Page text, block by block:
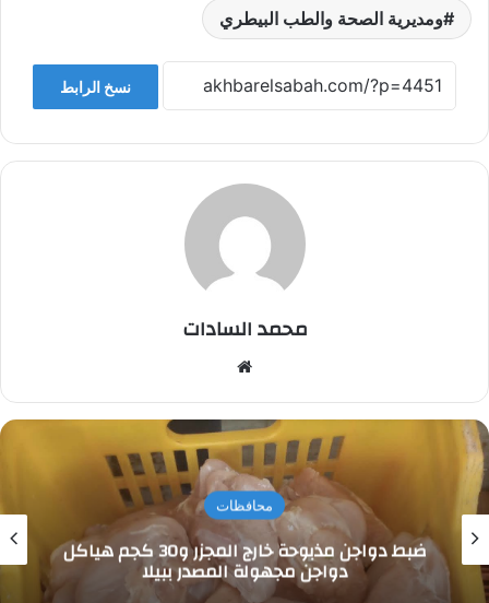
ومديرية الصحة والطب البيطري
نسخ الرابط
محمد السادات
محافظات
ضبط دواجن مذبوحة خارج المجزر و30 كجم هياكل
دواجن مجهولة المصدر ببيلا